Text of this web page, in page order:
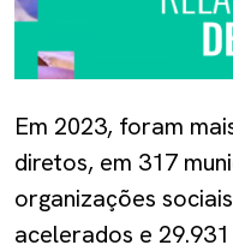
Em 2023, foram
diretos, em 317
organizações
acelerados e